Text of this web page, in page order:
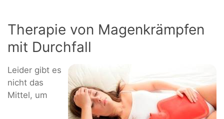
Therapie von Magenkrämpfen
mit Durchfall
Leider gibt es
nicht das
Mittel, um